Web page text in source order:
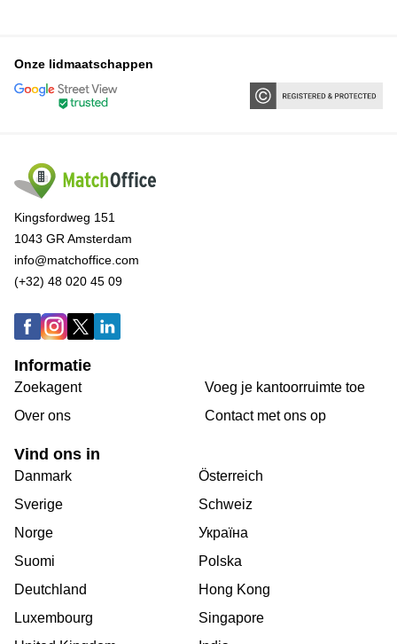
Onze lidmaatschappen
Kingsfordweg 151
1043 GR Amsterdam
info@matchoffice.com
(+32) 48 020 45 09
Informatie
Zoekagent
Over ons
Voeg je kantoorruimte toe
Сontact met ons op
Vind ons in
Danmark
Sverige
Norge
Suomi
Deutchland
Luxembourg
Österreich
Schweiz
Україна
Polska
Hong Kong
Singapore